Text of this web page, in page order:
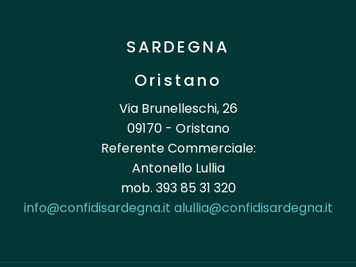
SARDEGNA
Oristano
Via Brunelleschi, 26
09170 - Oristano
Referente Commerciale:
Antonello Lullia
mob. 393 85 31 320
info@confidisardegna.it alullia@confidisardegna.it